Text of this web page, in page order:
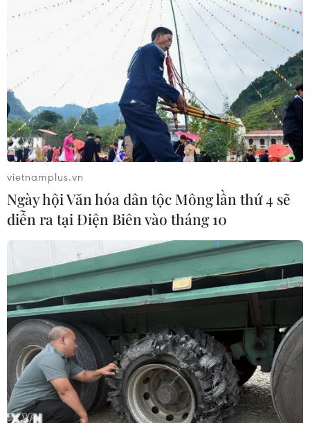
Xuất phát từ nền y học cổ truyền Trung Quốc, phương
pháp massage mặt bằng đá gua sha giúp bạn sở hữu
làn da căng, khuôn mặt thon gọn với các đường nét sắc
sảo hơn.
5 mẹo trang điểm khuấy đảo TikTok 2021:
Nên thử hay né xa?
13/01/2022 02:43
Tạm biệt beauty blender và cọ trang điểm, cộng đồng
làm đẹp trên TikTok đã tìm được trợ thủ đắc lực cho
vietnamplus.vn
Ngày hội Văn hóa dân tộc Mông lần thứ 4 sẽ
diễn ra tại Điện Biên vào tháng 10